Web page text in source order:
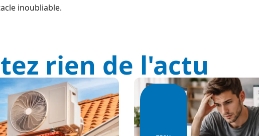
inoubliable.
rien de l'actu